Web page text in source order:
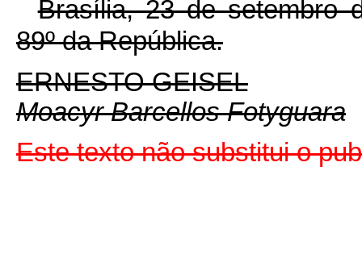
Brasília, 23 de setembro
89º da República.
ERNESTO GEISEL
Moacyr Barcellos Fotyguara
Este texto não substitui o